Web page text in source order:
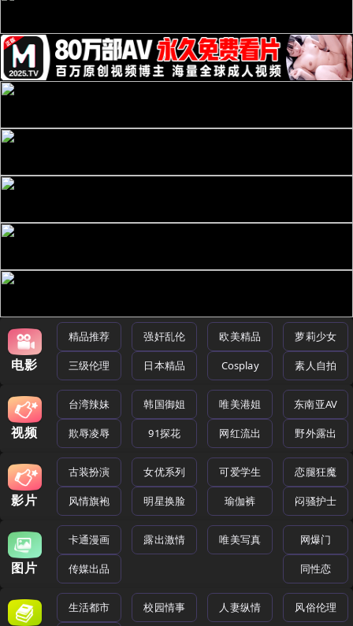
电影
精品推荐 强奸乱伦 欧美精品 萝莉少女
三级伦理 日本精品 Cosplay 素人自拍
视频
台湾辣妹 韩国御姐 唯美港姐 东南亚AV
欺辱凌辱 91探花 网红流出 野外露出
影片
古装扮演 女优系列 可爱学生 恋腿狂魔
风情旗袍 明星换脸 瑜伽裤 闷骚护士
图片
卡通漫画 露出激情 唯美写真 网爆门
传媒出品 同性恋
生活都市 校园情事 人妻纵情 风俗伦理